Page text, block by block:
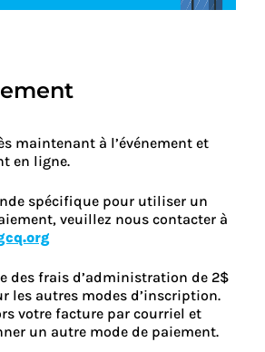
maintenant à l’événement et
en ligne.
spécifique pour utiliser un
veuillez nous contacter à
des frais d’administration de 2$
les autres modes d’inscription.
votre facture par courriel et
un autre mode de paiement.